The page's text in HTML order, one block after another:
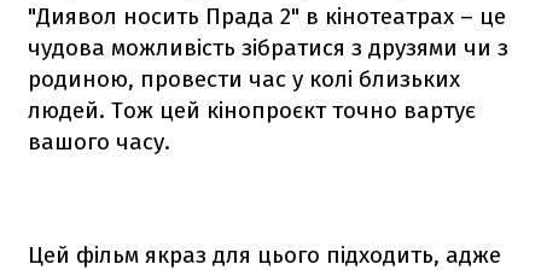
"Диявол носить Прада 2" в кінотеатрах – це
чудова можливість зібратися з друзями чи з
родиною, провести час у колі близьких
людей. Тож цей кінопроєкт точно вартує
вашого часу.
Цей фільм якраз для цього підходить, адже